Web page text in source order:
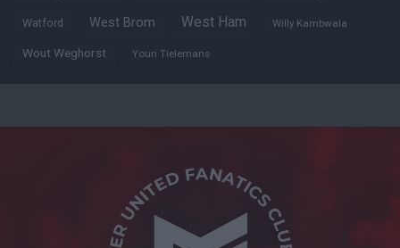
Watford West Brom West Ham Willy Kambwala
Wout Weghorst Youri Tielemans